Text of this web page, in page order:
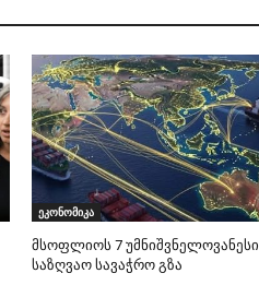
ეკონომიკა
მსოფლიოს 7 უმნიშვნელოვანესი
საზღვაო სავაჭრო გზა